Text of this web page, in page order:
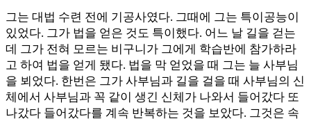
그는 대법 수련 전에 기공사였다. 그때에 그는 특이공능이
있었다. 그가 법을 얻은 것도 특이했다. 어느 날 길을 걷는
데 그가 전혀 모르는 비구니가 그에게 학습반에 참가하라
고 하여 법을 얻게 됐다. 법을 막 얻었을 때 그는 늘 사부님
을 뵈었다. 한번은 그가 사부님과 길을 걸을 때 사부님의 신
체에서 사부님과 꼭 같이 생긴 신체가 나와서 들어갔다 또
나갔다 들어갔다를 계속 반복하는 것을 보았다. 그것은 속